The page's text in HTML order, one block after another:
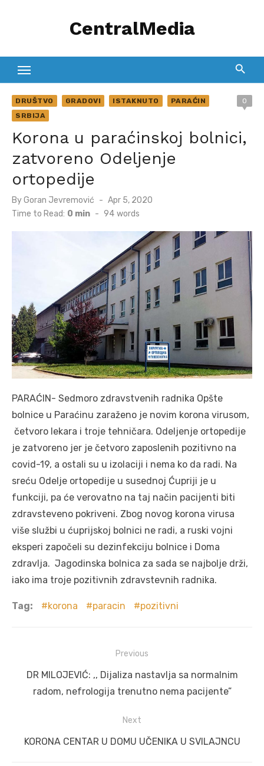
CentralMedia
DRUŠTVO GRADOVI ISTAKNUTO
PARAĆIN
SRBIJA
0
Korona u paraćinskoj bolnici,
zatvoreno Odeljenje
ortopedije
ByGoran Jevremović
Posted
on
Apr 5, 2020
Time to Read: 0 min - 94 words
PARAĆIN- Sedmoro zdravstvenih radnika Opšte
bolnice u Paraćinu zaraženo je novim korona virusom,
četvoro lekara i troje tehničara. Odeljenje ortopedije
je zatvoreno jer je četvoro zaposlenih pozitivno na
covid-19, a ostali su u izolaciji i nema ko da radi. Na
sreću Odelje ortopedije u susednoj Ćupriji je u
funkciji, pa će verovatno na taj način pacijenti biti
zdravsteveno pokriveni. Zbog novog korona virusa
više službi u ćuprijskoj bolnici ne radi, a ruski vojni
eksperi započeli su dezinfekciju bolnice i Doma
zdravlja. Jagodinska bolnica za sada se najbolje drži,
iako ima troje pozitivnih zdravstevnih radnika.
Tag: korona paracin pozitivni
navigation
Previous
Previous
post:
DR MILOJEVIĆ: ,, Dijaliza nastavlja sa normalnim
radom, nefrologija trenutno nema pacijente”
Next
Next
KORONA CENTAR U DOMU UČENIKA U SVILAJNCU